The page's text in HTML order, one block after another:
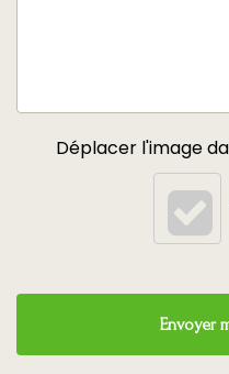
Déplacer l'image
Envoyer